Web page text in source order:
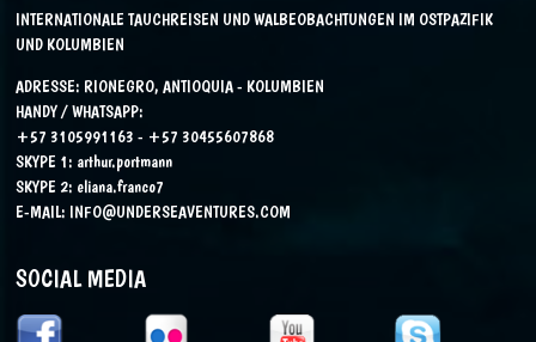
INTERNATIONALE TAUCHREISEN UND WALBEOBACHTUNGEN IM OSTPAZIFIK
UND KOLUMBIEN
ADRESSE: RIONEGRO, ANTIOQUIA - KOLUMBIEN
HANDY / WHATSAPP:
+57 3105991163 - +57 30455607868
SKYPE 1: arthur.portmann
SKYPE 2: eliana.franco7
E-MAIL: INFO@UNDERSEAVENTURES.COM
SOCIAL MEDIA